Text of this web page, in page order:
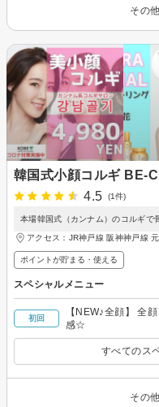
その
韓国式小顔コルギ BE-
4.5
(1件)
本場韓国式（カンナム）のコルギで
アクセス：JR神戸線 阪神神戸線
ポイントが貯まる・使える
スペシャルメニュー
初回
【NEW♪全顔】 全
感☆
すべてのス
その